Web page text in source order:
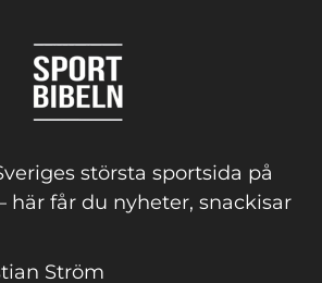
största sportsida på
här får du nyheter, snackisar
Ström